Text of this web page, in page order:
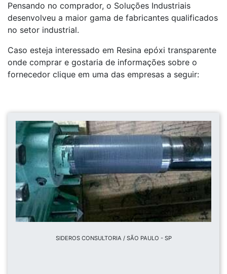
Pensando no comprador, o Soluções Industriais
desenvolveu a maior gama de fabricantes qualificados
no setor industrial.
Caso esteja interessado em Resina epóxi transparente
onde comprar e gostaria de informações sobre o
fornecedor clique em uma das empresas a seguir:
SIDEROS CONSULTORIA / SÃO PAULO - SP